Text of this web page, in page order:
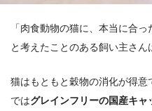
「肉食動物の猫に、本当に合
と考えたことのある飼い主さん
猫はもともと穀物の消化が得
ではグレインフリーの国産キャ